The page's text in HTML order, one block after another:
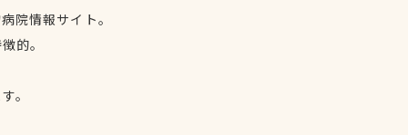
院情報サイト。
的。
。